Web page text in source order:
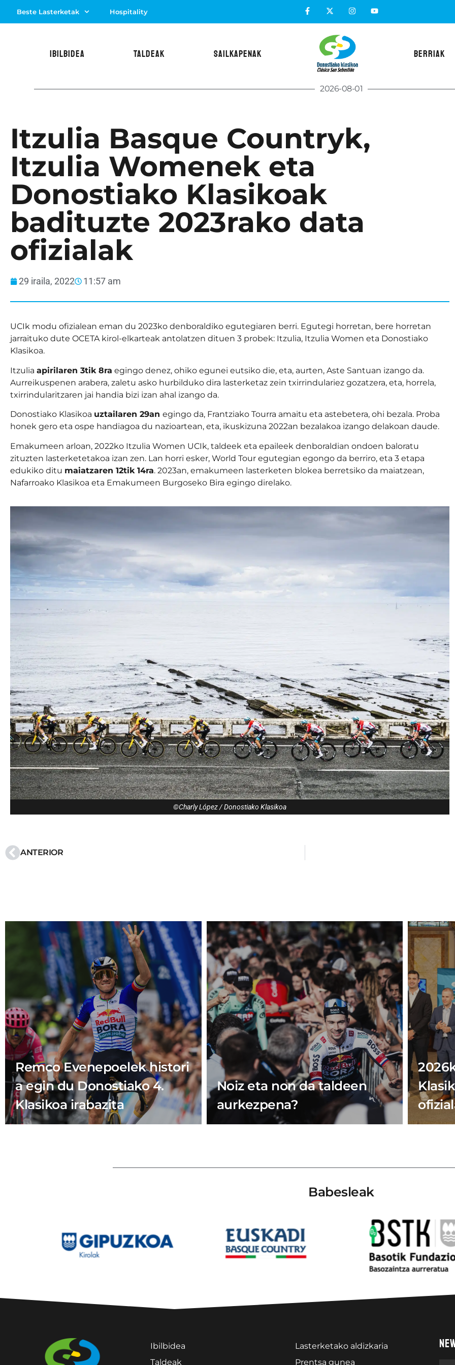
Beste Lasterketak Hospitality
IBILBIDEA TALDEAK SAILKAPENAK BERRIAK
2026-08-01
Itzulia Basque Countryk,
Itzulia Womenek eta
Donostiako Klasikoak
badituzte 2023rako data
ofizialak
29 iraila, 2022 11:57 am
UCIk modu ofizialean eman du 2023ko denboraldiko egutegiaren berri. Egutegi horretan, bere horretan
jarraituko dute OCETA kirol-elkarteak antolatzen dituen 3 probek: Itzulia, Itzulia Women eta Donostiako
Klasikoa.
Itzulia apirilaren 3tik 8ra egingo denez, ohiko egunei eutsiko die, eta, aurten, Aste Santuan izango da.
Aurreikuspenen arabera, zaletu asko hurbilduko dira lasterketaz zein txirrindulariez gozatzera, eta, horrela,
txirrindularitzaren jai handia bizi izan ahal izango da.
Donostiako Klasikoa uztailaren 29an egingo da, Frantziako Tourra amaitu eta astebetera, ohi bezala. Proba
honek gero eta ospe handiagoa du nazioartean, eta, ikuskizuna 2022an bezalakoa izango delakoan daude.
Emakumeen arloan, 2022ko Itzulia Women UCIk, taldeek eta epaileek denboraldian ondoen baloratu
zituzten lasterketetakoa izan zen. Lan horri esker, World Tour egutegian egongo da berriro, eta 3 etapa
edukiko ditu maiatzaren 12tik 14ra. 2023an, emakumeen lasterketen blokea berretsiko da maiatzean,
Nafarroako Klasikoa eta Emakumeen Burgoseko Bira egingo direlako.
©Charly López / Donostiako Klasikoa
ANTERIOR
Remco Evenepoelek histori
a egin du Donostiako 4.
Klasikoa irabazita
Noiz eta non da taldeen
aurkezpena?
Babesleak
Ibilbidea
Taldeak
Lasterketako aldizkaria
Prentsa gunea